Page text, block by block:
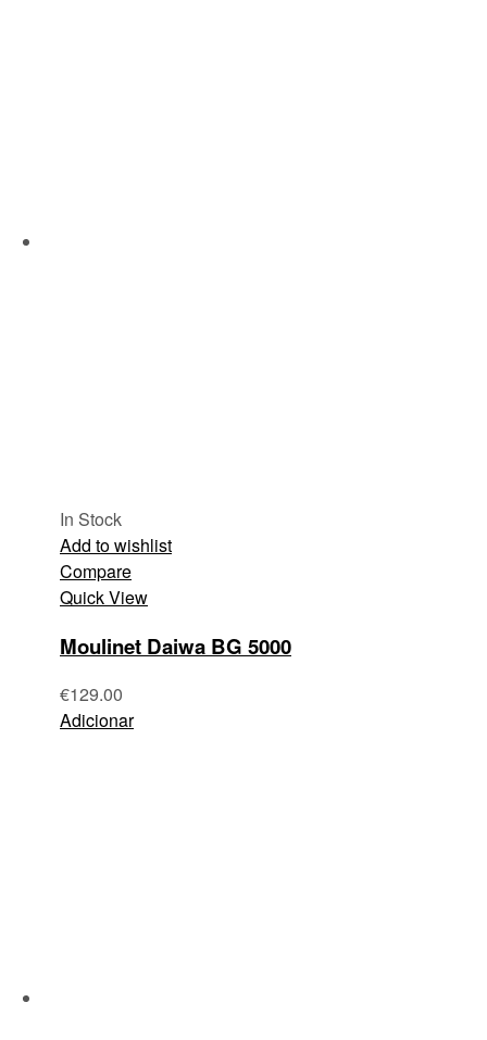
In Stock
Add to wishlist
Compare
Quick View
Moulinet Daiwa BG 5000
€129.00
Adicionar